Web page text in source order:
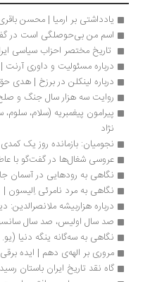
یادداشتی بر ارمیا | محسن باقری اصل
اسم من بی‌حوصلگی است در گفت‌وگو
تاریخ مختصر احزاب سیاسی ایران |
درباره مسئولیت و داوری آرنت | مینا
درباره لینکلن در برزخ | هدی حق‌شناس
روایت سه هزار سال جنگ و صلح در 672صفحه
نجومیان: بازمانده روز یک کمدی
عروسی شغال‌ها در گفت‌گو با عاطفه
نگاهی به رودهایی در آسمان جاری‌اند |
نگاهی به مرد نامرئی اِلیسون |
درباره هزاربیشه‌ ملانصرالدین:
صد سال اولیس، صد سال سانسور |
نگاهی به سه‌گانه ینگه دنیا (یو. اس.
مروری بر الهه‌ی دهم | ایده برقی
گاه نقد تاریخ ایران باستان رسید